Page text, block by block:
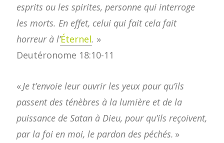
esprits ou les spirites, personne qui interroge
les morts. En effet, celui qui fait cela fait
horreur à l’Éternel. »
Deutéronome 18:10-11
«Je t’envoie leur ouvrir les yeux pour qu’ils
passent des ténèbres à la lumière et de la
puissance de Satan à Dieu, pour qu’ils reçoivent,
par la foi en moi, le pardon des péchés. »